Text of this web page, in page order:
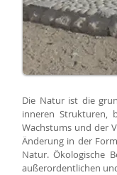
Die Natur ist die
inneren Strukturen,
Wachstums und der
Änderung in der
Natur. Ökologische
außerordentlichen